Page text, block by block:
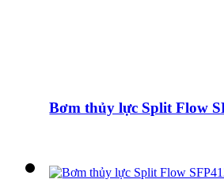
Bơm thủy lực Split Flow